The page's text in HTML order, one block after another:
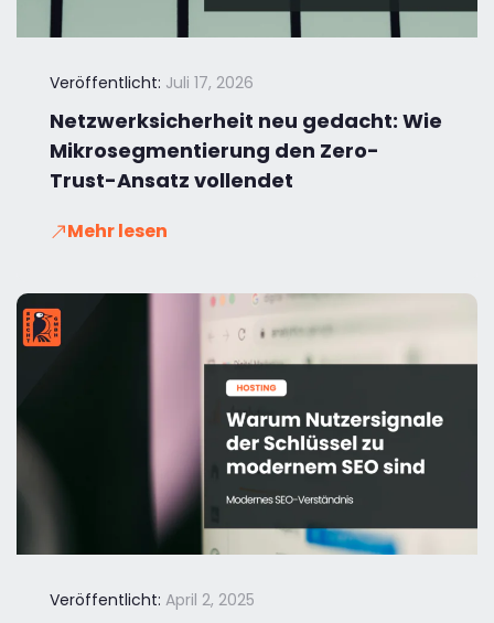
Veröffentlicht: Juli 17, 2026
Netzwerksicherheit neu gedacht: Wie
Mikrosegmentierung den Zero-
Trust-Ansatz vollendet
Mehr lesen
Veröffentlicht: April 2, 2025